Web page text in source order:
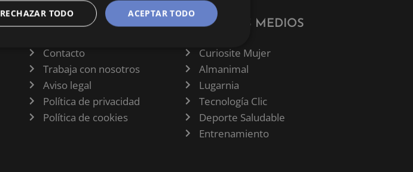
INFORMACIÓN
Contacto
Trabaja con nosotros
Aviso legal
Política de privacidad
Política de cookies
NUESTROS MEDIOS
Curiosite Mujer
Almanimal
Lugarnia
Tecnología Clic
Deporte Saludable
Entrenamiento
ACEPTAR TODO
RECHAZAR TODO